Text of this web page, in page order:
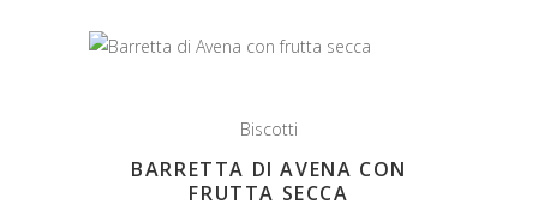
Biscotti
BARRETTA DI AVENA CON
FRUTTA SECCA